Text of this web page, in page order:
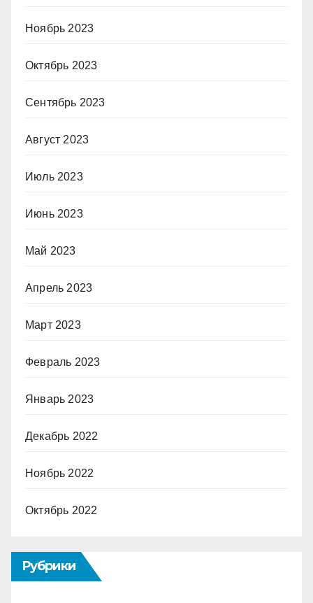
Ноябрь 2023
Октябрь 2023
Сентябрь 2023
Август 2023
Июль 2023
Июнь 2023
Май 2023
Апрель 2023
Март 2023
Февраль 2023
Январь 2023
Декабрь 2022
Ноябрь 2022
Октябрь 2022
Рубрики